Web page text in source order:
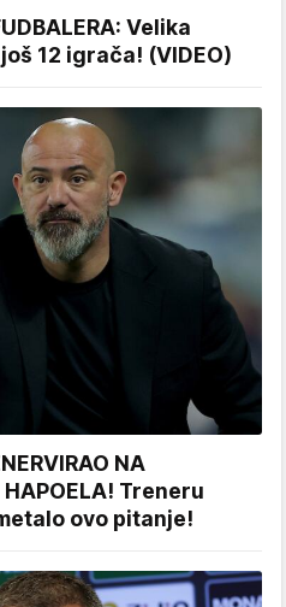
Velika
12 igrača! (VIDEO)
NA
HAPOELA! Treneru
ovo pitanje!